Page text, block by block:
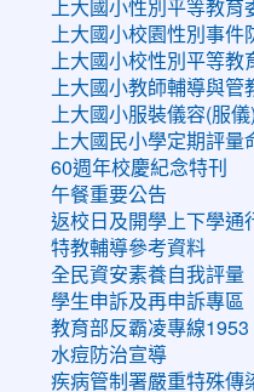
上大國小性別平等教
上大國小校園性別事件
上大國小校性別平等教
上大國小教師輔導與
上大國小服裝儀容(服
上大國民小學定期評
60週年校慶紀念特刊
午餐重要公告
返校日及開學上下學通
特教輔導參考資料
全民資安素養自我評量
學生申訴及再申訴專區
教育部反霸凌專線1953
水痘防治宣導
疾病管制署嚴重特殊傳